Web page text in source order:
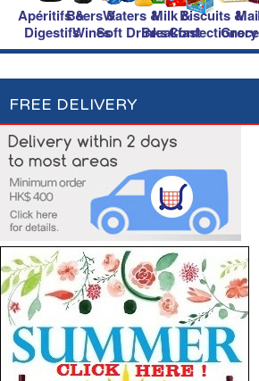
Apéritifs &
Digestifs
Beers &
Wines
Waters &
Soft Drinks
Milk &
Breakfast
Biscuits &
Confectionery
FREE DELIVERY